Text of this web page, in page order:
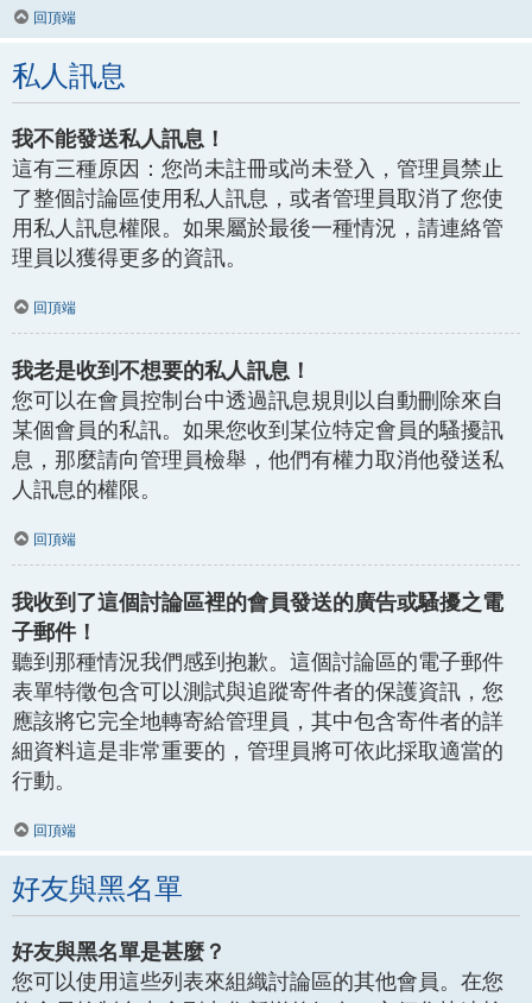
回頂端
私人訊息
我不能發送私人訊息！
這有三種原因：您尚未註冊或尚未登入，管理員禁止
了整個討論區使用私人訊息，或者管理員取消了您使
用私人訊息權限。如果屬於最後一種情況，請連絡管
理員以獲得更多的資訊。
回頂端
我老是收到不想要的私人訊息！
您可以在會員控制台中透過訊息規則以自動刪除來自
某個會員的私訊。如果您收到某位特定會員的騷擾訊
息，那麼請向管理員檢舉，他們有權力取消他發送私
人訊息的權限。
回頂端
我收到了這個討論區裡的會員發送的廣告或騷擾之電
子郵件！
聽到那種情況我們感到抱歉。這個討論區的電子郵件
表單特徵包含可以測試與追蹤寄件者的保護資訊，您
應該將它完全地轉寄給管理員，其中包含寄件者的詳
細資料這是非常重要的，管理員將可依此採取適當的
行動。
回頂端
好友與黑名單
好友與黑名單是甚麼？
您可以使用這些列表來組織討論區的其他會員。在您